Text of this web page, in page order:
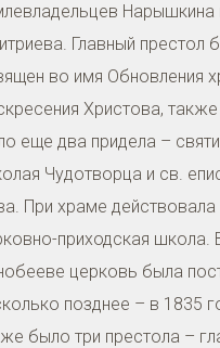
Нарышкина
Главный престол
во имя Обновления
Христова,
еще два придела –
Чудотворца и св.
При храме действовала
приходская школа.
церковь была
позднее – в 1835
было три престола –